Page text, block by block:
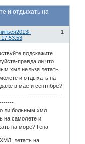
и отдыхать на
1
2013-
подскажите
правда ли что
хмл нельзя летать
и отдыхать на
в мае и сентябре?
ли больным хмл
на самолете и
на море? Гена
летать на